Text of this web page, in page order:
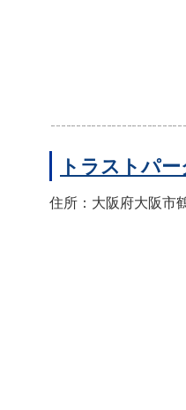
トラストパ
住所：大阪府大阪市